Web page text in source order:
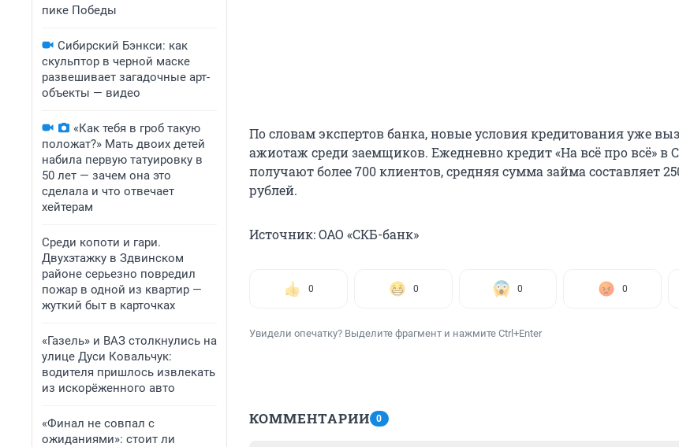
пике Победы
Сибирский Бэнкси: как
скульптор в черной маске
развешивает загадочные арт-
объекты — видео
«Как тебя в гроб такую
положат?» Мать двоих детей
набила первую татуировку в
50 лет — зачем она это
сделала и что отвечает
хейтерам
Среди копоти и гари.
Двухэтажку в Здвинском
районе серьезно повредил
пожар в одной из квартир —
жуткий быт в карточках
«Газель» и ВАЗ столкнулись на
улице Дуси Ковальчук:
водителя пришлось извлекать
из искорёженного авто
«Финал не совпал с
ожиданиями»: стоит ли
По словам экспертов банка, новые условия кредитования уже
ажиотаж среди заемщиков. Ежедневно кредит «На всё про всё» в
получают более 700 клиентов, средняя сумма займа составляет
рублей.
Источник: ОАО «СКБ-банк»
0 0 0 0
Увидели опечатку? Выделите фрагмент и нажмите Ctrl+Enter
КОММЕНТАРИИ 0